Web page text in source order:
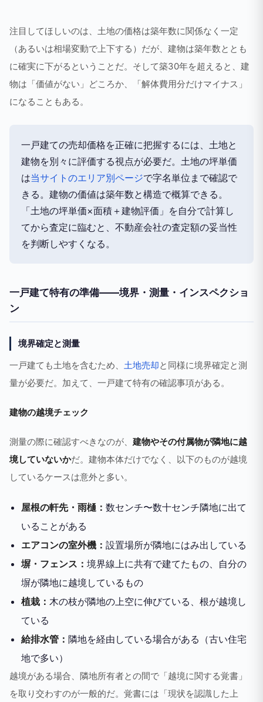
注目してほしいのは、土地の価格は築年数に関係なく一定
（あるいは相場変動で上下する）だが、建物は築年数ととも
に確実に下がるということだ。そして築30年を超えると、建
物は「価値がない」どころか、「解体費用分だけマイナス」
になることもある。
一戸建ての売却価格を正確に把握するには、土地と
建物を別々に評価する視点が必要だ。土地の坪単価
は当サイトのエリア別ページで字名単位まで確認で
きる。建物の価値は築年数と構造で概算できる。
「土地の坪単価×面積＋建物評価」を自分で計算し
てから査定に臨むと、不動産会社の査定額の妥当性
を判断しやすくなる。
一戸建て特有の準備——境界・測量・インスペクショ
ン
境界確定と測量
一戸建ても土地を含むため、 土地売却と同様に境界確定と測
量が必要だ。加えて、一戸建て特有の確認事項がある。
建物の越境チェック
測量の際に確認すべきなのが、 建物やその付属物が隣地に越
境していないかだ。建物本体だけでなく、以下のものが越境
しているケースは意外と多い。
屋根の軒先・雨樋： 数センチ〜数十センチ隣地に出て
いることがある
エアコンの室外機： 設置場所が隣地にはみ出している
塀・フェンス： 境界線上に共有で建てたもの、自分の
塀が隣地に越境しているもの
植栽： 木の枝が隣地の上空に伸びている、根が越境し
ている
給排水管： 隣地を経由している場合がある（古い住宅
地で多い）
越境がある場合、隣地所有者との間で「越境に関する覚書」
を取り交わすのが一般的だ。覚書には「現状を認識した上